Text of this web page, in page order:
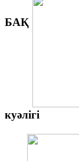
БАҚ
куәлігі